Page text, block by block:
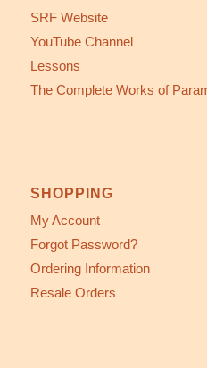
SRF Website
YouTube Channel
Lessons
The Complete Works of
SHOPPING
My Account
Forgot Password?
Ordering Information
Resale Orders